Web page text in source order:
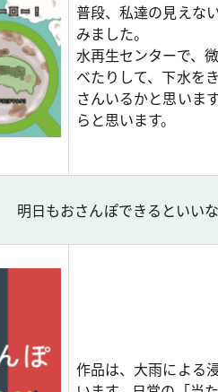
普段、私達の見えな
みました。
水再生センターで、
べたりして、下水を
さんいるかと思いま
らと思います。
明日もおさんぽできるといい
作品は、大雨による